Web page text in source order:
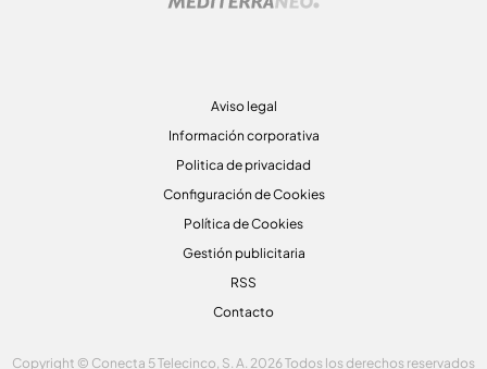
Aviso legal
Información corporativa
Politica de privacidad
Configuración de Cookies
Política de Cookies
Gestión publicitaria
RSS
Contacto
Copyright © Conecta 5 Telecinco, S. A. 2026 Todos los derechos reservados